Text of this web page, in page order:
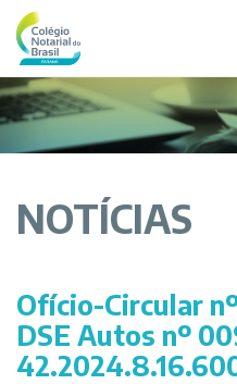
NOTÍCIAS
Ofício-Circular
DSE Autos nº